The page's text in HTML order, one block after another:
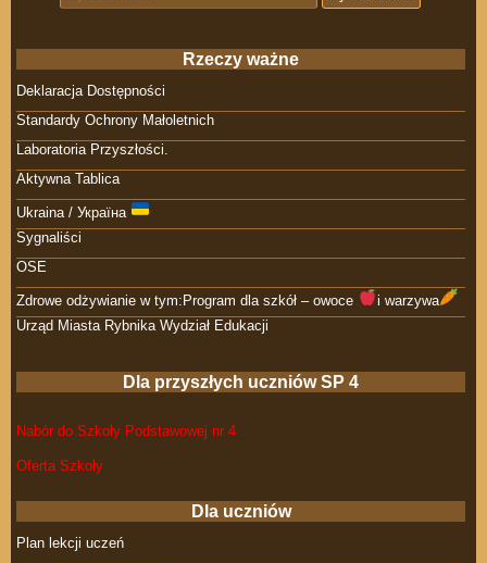
Rzeczy ważne
Deklaracja Dostępności
Standardy Ochrony Małoletnich
Laboratoria Przyszłości.
Aktywna Tablica
Ukraina / Україна
Sygnaliści
OSE
Zdrowe odżywianie w tym:Program dla szkół – owoce
i warzywa
Urząd Miasta Rybnika Wydział Edukacji
Dla przyszłych uczniów SP 4
Nabór do Szkoły Podstawowej nr 4
Oferta Szkoły
Dla uczniów
Plan lekcji uczeń